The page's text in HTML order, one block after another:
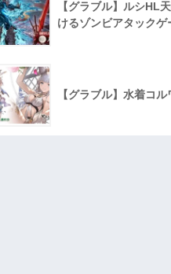
【グラブル】ルシHL
けるゾンビアタックゲ
【グラブル】水着コ